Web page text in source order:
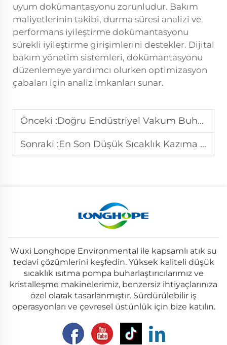
uyum dokümantasyonu zorunludur. Bakım
maliyetlerinin takibi, durma süresi analizi ve
performans iyileştirme dokümantasyonu
sürekli iyileştirme girişimlerini destekler. Dijital
bakım yönetim sistemleri, dokümantasyonu
düzenlemeye yardımcı olurken optimizasyon
çabaları için analiz imkanları sunar.
Önceki :Doğru Endüstriyel Vakum Buharlaştırıcı Sisteminin Seçilmesi
Sonraki :En Son Düşük Sıcaklık Kazıma Kristallendirme Yenilikleri
Wuxi Longhope Environmental ile kapsamlı atık su
tedavi çözümlerini keşfedin. Yüksek kaliteli düşük
sıcaklık ısıtma pompa buharlaştırıcılarımız ve
kristalleşme makinelerimiz, benzersiz ihtiyaçlarınıza
özel olarak tasarlanmıştır. Sürdürülebilir iş
operasyonları ve çevresel üstünlük için bize katılın.